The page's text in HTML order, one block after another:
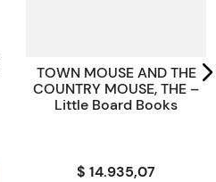
TOWN MOUSE AND THE
COUNTRY MOUSE, THE –
Little Board Books
$ 14.935,07